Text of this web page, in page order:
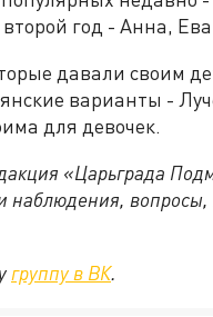
год - Анна,
давали своим
варианты -
для девочек.
«Царьграда
наблюдения, вопросы,
группу в ВК.